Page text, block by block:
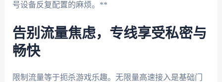
号设备反复配置的麻烦。**
告别流量焦虑，专线享受私密与
畅快
限制流量等于扼杀游戏乐趣。无限量高速接入是基础门